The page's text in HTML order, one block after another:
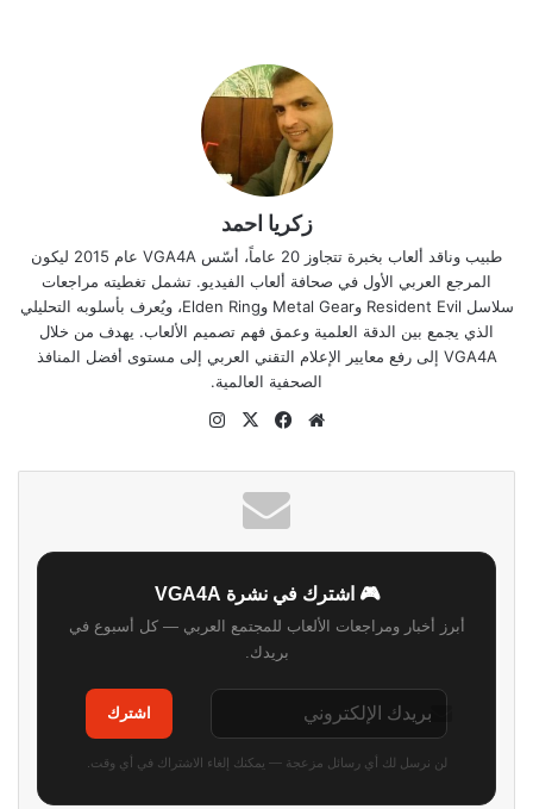
زكريا احمد
طبيب وناقد ألعاب بخبرة تتجاوز 20 عاماً، أسّس VGA4A عام 2015 ليكون
المرجع العربي الأول في صحافة ألعاب الفيديو. تشمل تغطيته مراجعات
سلاسل Resident Evil وMetal Gear وElden Ring، ويُعرف بأسلوبه التحليلي
الذي يجمع بين الدقة العلمية وعمق فهم تصميم الألعاب. يهدف من خلال
VGA4A إلى رفع معايير الإعلام التقني العربي إلى مستوى أفضل المنافذ
الصحفية العالمية.
موقع
فيسبوك
‫X
🎮 اشترك في نشرة VGA4A
أبرز أخبار ومراجعات الألعاب للمجتمع العربي — كل أسبوع في
بريدك.
اشترك
لن نرسل لك أي رسائل مزعجة — يمكنك إلغاء الاشتراك في أي وقت.